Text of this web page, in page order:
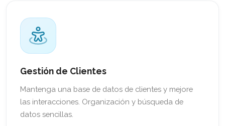
Gestión de Clientes
Mantenga una base de datos de clientes y mejore
las interacciones. Organización y búsqueda de
datos sencillas.